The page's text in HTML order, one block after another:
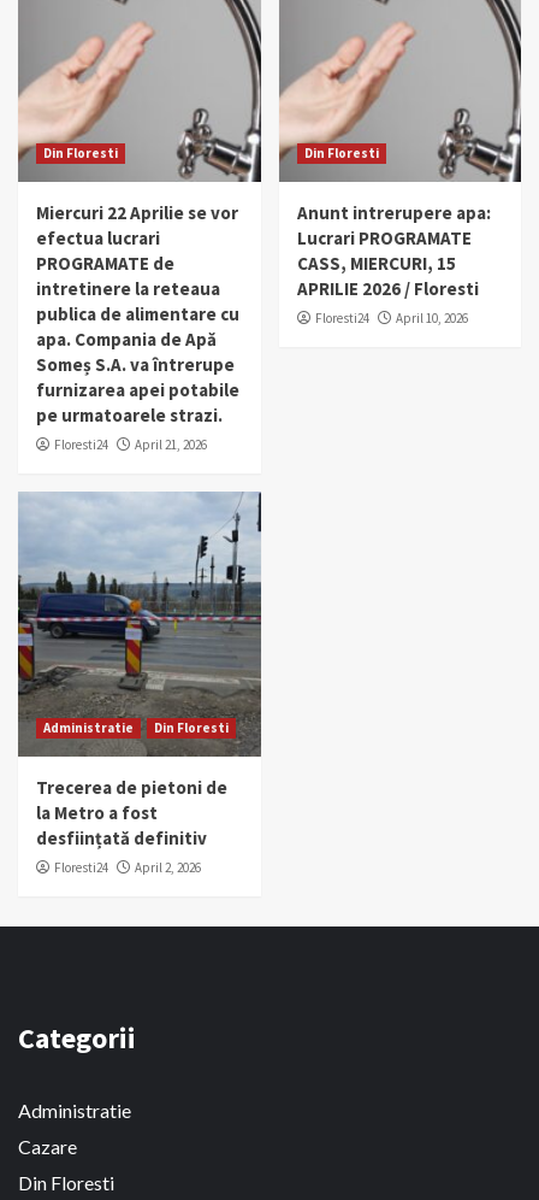
Din Floresti
Miercuri 22 Aprilie se vor
efectua lucrari
PROGRAMATE de
intretinere la reteaua
publica de alimentare cu
apa. Compania de Apă
Someș S.A. va întrerupe
furnizarea apei potabile
pe urmatoarele strazi.
Floresti24 April 21, 2026
Din Floresti
Anunt intrerupere apa:
Lucrari PROGRAMATE
CASS, MIERCURI, 15
APRILIE 2026 / Floresti
Floresti24 April 10, 2026
Administratie Din Floresti
Trecerea de pietoni de
la Metro a fost
desființată definitiv
Floresti24 April 2, 2026
Categorii
Administratie
Cazare
Din Floresti